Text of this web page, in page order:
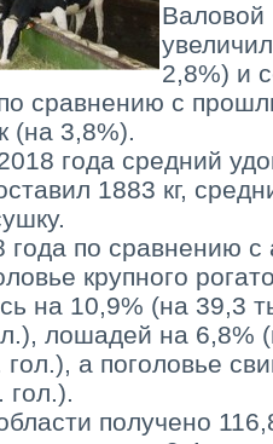
Валовой
2,8%) и
сравнению с
(на 3,8%).
года средний
1883 кг,
года по сравнению
крупного
на 10,9% (на 39,3
лошадей на 6,8%
а поголовье
гол.).
получено